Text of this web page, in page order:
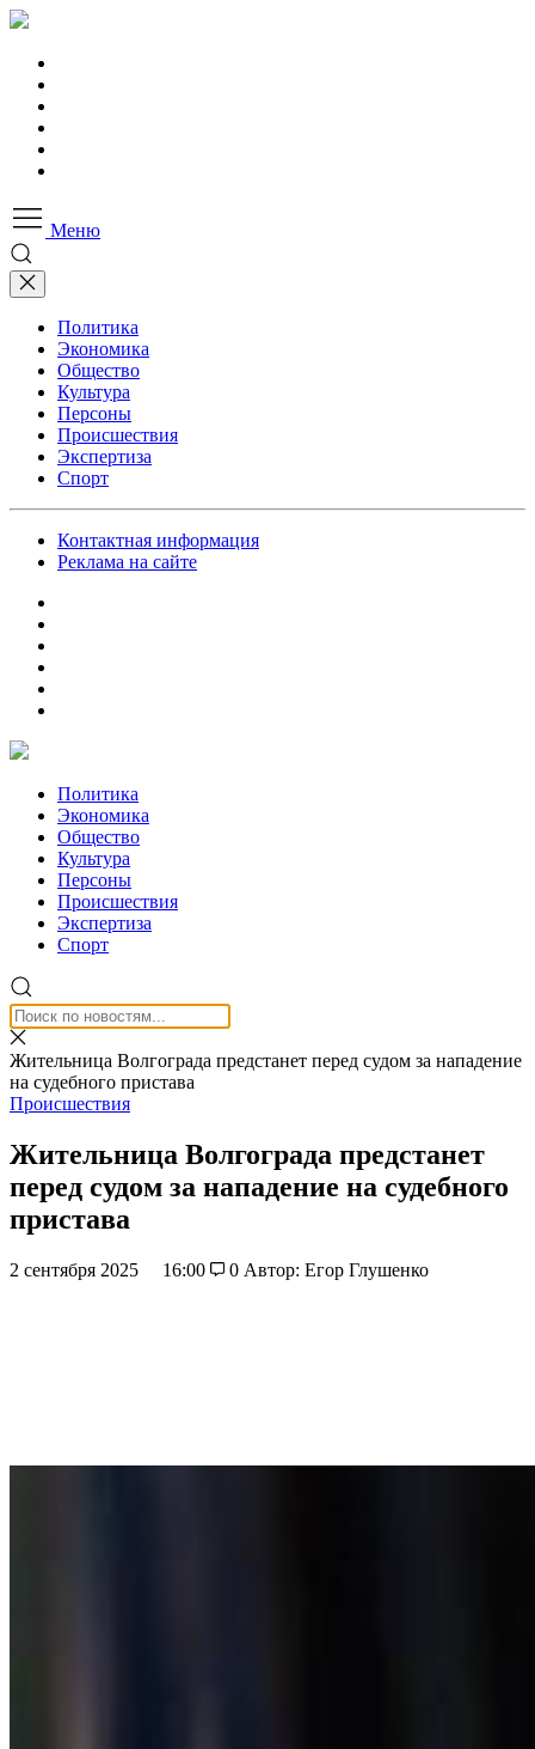
Меню
Политика
Экономика
Общество
Культура
Персоны
Происшествия
Экспертиза
Спорт
Контактная информация
Реклама на сайте
Политика
Экономика
Общество
Культура
Персоны
Происшествия
Экспертиза
Спорт
Жительница Волгограда предстанет перед судом за нападение
на судебного пристава
Происшествия
Жительница Волгограда предстанет
перед судом за нападение на судебного
пристава
2 сентября 2025 16:00 0 Автор: Егор Глушенко